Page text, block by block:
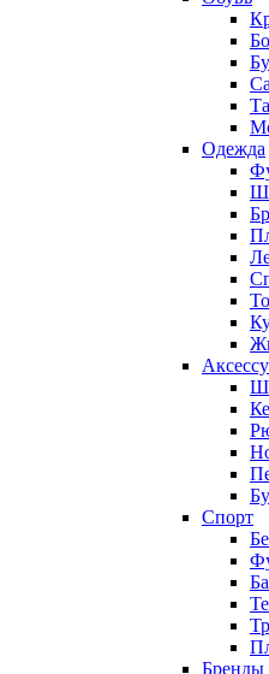
Одежда
Спорт
Бренды